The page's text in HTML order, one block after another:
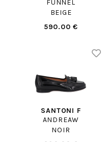
FUNNEL
BEIGE
590.00 €
SANTONI F
ANDREAW
NOIR